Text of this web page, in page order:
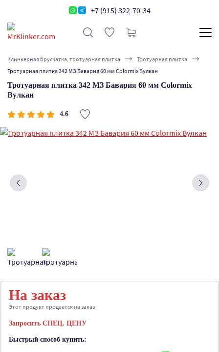
+7 (915) 322-70-34
Клинкерная брусчатка, тротуарная плитка
Тротуарная плитка
Тротуарная плитка 342 МЗ Бавария 60 мм Colormix Вулкан
Тротуарная плитка 342 МЗ Бавария 60 мм Colormix
Вулкан
4.6
На заказ
Этот продукт продается на заказ
Запросить СПЕЦ. ЦЕНУ
Быстрый способ купить: